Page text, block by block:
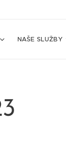
NAŠE SLUŽBY